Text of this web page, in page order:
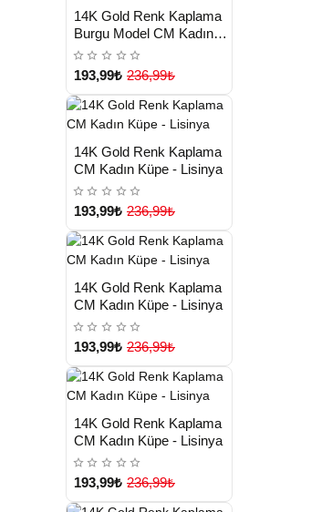
TESLİMAT
Yeni Ürün
14K Gold Renk Kaplama
Burgu Model CM Kadın
Küpe - Lisinya
193,99₺ 236,99₺
TESLİMAT
Yeni Ürün
14K Gold Renk Kaplama
CM Kadın Küpe - Lisinya
193,99₺ 236,99₺
TESLİMAT
Yeni Ürün
14K Gold Renk Kaplama
CM Kadın Küpe - Lisinya
193,99₺ 236,99₺
TESLİMAT
Yeni Ürün
14K Gold Renk Kaplama
CM Kadın Küpe - Lisinya
193,99₺ 236,99₺